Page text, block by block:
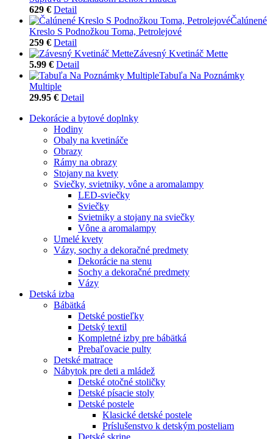
629 € Detail
Čalúnené
Kreslo S Podnožkou Toma, Petrolejové
259 € Detail
Závesný Kvetináč Mette
5.99 € Detail
Tabuľa Na Poznámky
Multiple
29.95 € Detail
Dekorácie a bytové doplnky
Hodiny
Obaly na kvetináče
Obrazy
Rámy na obrazy
Stojany na kvety
Sviečky, svietniky, vône a aromalampy
LED-sviečky
Sviečky
Svietniky a stojany na sviečky
Vône a aromalampy
Umelé kvety
Vázy, sochy a dekoračné predmety
Dekorácie na stenu
Sochy a dekoračné predmety
Vázy
Detská izba
Bábätká
Detské postieľky
Detský textil
Kompletné izby pre bábätká
Prebaľovacie pulty
Detské matrace
Nábytok pre deti a mládež
Detské otočné stoličky
Detské písacie stoly
Detské postele
Klasické detské postele
Príslušenstvo k detským posteliam
Detské skrine